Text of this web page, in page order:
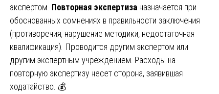
экспертом. Повторная экспертиза назначается при
обоснованных сомнениях в правильности заключения
(противоречия, нарушение методики, недостаточная
квалификация). Проводится другим экспертом или
другим экспертным учреждением. Расходы на
повторную экспертизу несет сторона, заявившая
ходатайство. 💰